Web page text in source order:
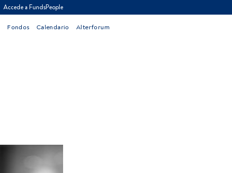
Accede a FundsPeople
Fondos Calendario Alterforum